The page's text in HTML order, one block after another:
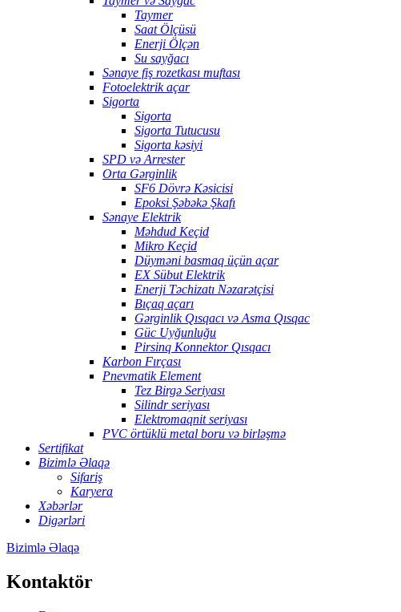
Taymer
Saat Ölçüsü
Enerji Ölçən
Su sayğacı
Sənaye fiş rozetkası muftası
Fotoelektrik açar
Sigorta
Sigorta
Sigorta Tutucusu
Sigorta kəsiyi
SPD və Arrester
Orta Gərginlik
SF6 Dövrə Kəsicisi
Epoksi Şəbəkə Şkafı
Sənaye Elektrik
Məhdud Keçid
Mikro Keçid
Düyməni basmaq üçün açar
EX Sübut Elektrik
Enerji Təchizatı Nəzarətçisi
Bıçaq açarı
Gərginlik Qısqacı və Asma Qısqac
Güc Uyğunluğu
Pirsinq Konnektor Qısqacı
Karbon Fırçası
Pnevmatik Element
Tez Birgə Seriyası
Silindr seriyası
Elektromaqnit seriyası
PVC örtüklü metal boru və birləşmə
Sertifikat
Bizimlə Əlaqə
Sifariş
Karyera
Xəbərlər
Digərləri
Bizimlə Əlaqə
Kontaktör